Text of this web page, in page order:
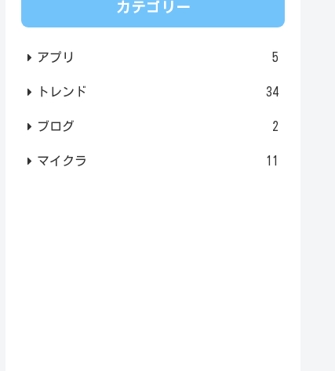
カテゴリー
アプリ 5
トレンド 34
ブログ 2
マイクラ 11